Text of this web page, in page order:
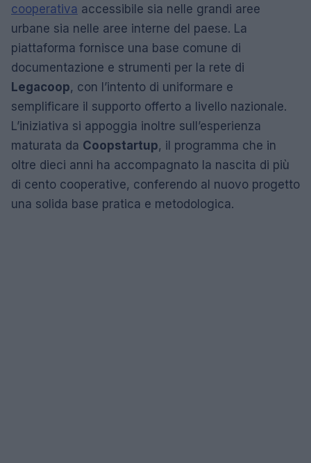
cooperativa accessibile sia nelle grandi aree
urbane sia nelle aree interne del paese. La
piattaforma fornisce una base comune di
documentazione e strumenti per la rete di
Legacoop, con l’intento di uniformare e
semplificare il supporto offerto a livello nazionale.
L’iniziativa si appoggia inoltre sull’esperienza
maturata da Coopstartup, il programma che in
oltre dieci anni ha accompagnato la nascita di più
di cento cooperative, conferendo al nuovo progetto
una solida base pratica e metodologica.